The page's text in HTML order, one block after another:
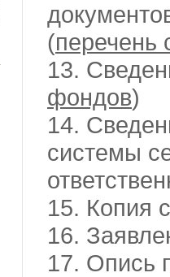
(перечень
13.
фондов)
14.
системы
15. Копия
16.
17. Опись